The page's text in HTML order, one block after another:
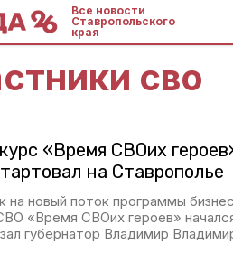
Все новости
Ставропольского
края
сво
«Время СВОих
на Ставрополье
на новый поток программы
«Время СВОих героев»
губернатор Владимир